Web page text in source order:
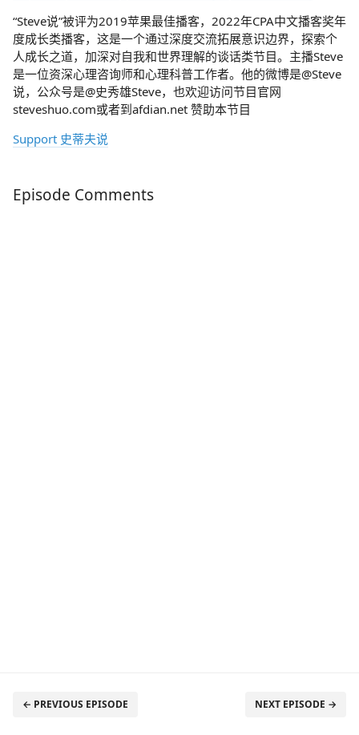
“Steve说”被评为2019苹果最佳播客，2022年CPA中文播客奖年
度成长类播客，这是一个通过深度交流拓展意识边界，探索个
人成长之道，加深对自我和世界理解的谈话类节目。主播Steve
是一位资深心理咨询师和心理科普工作者。他的微博是@Steve
说，公众号是@史秀雄Steve，也欢迎访问节目官网
steveshuo.com或者到afdian.net 赞助本节目
Support 史蒂夫说
Episode Comments
← PREVIOUS EPISODE NEXT EPISODE →